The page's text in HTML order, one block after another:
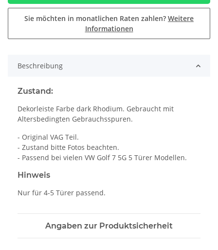
Sie möchten in monatlichen Raten zahlen? Weitere
Informationen
Beschreibung
Zustand:
Dekorleiste Farbe dark Rhodium. Gebraucht mit
Altersbedingten Gebrauchsspuren.
- Original VAG Teil.
- Zustand bitte Fotos beachten.
- Passend bei vielen VW Golf 7 5G 5 Türer Modellen.
Hinweis
Nur für 4-5 Türer passend.
Angaben zur Produktsicherheit